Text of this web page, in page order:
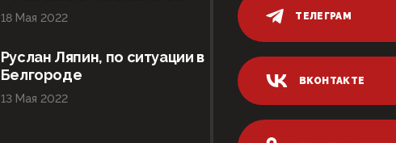
18 Мая 2022
Руслан Ляпин, по ситуации в
Белгороде
13 Мая 2022
ТЕЛЕГРАМ
ВКОНТАКТЕ